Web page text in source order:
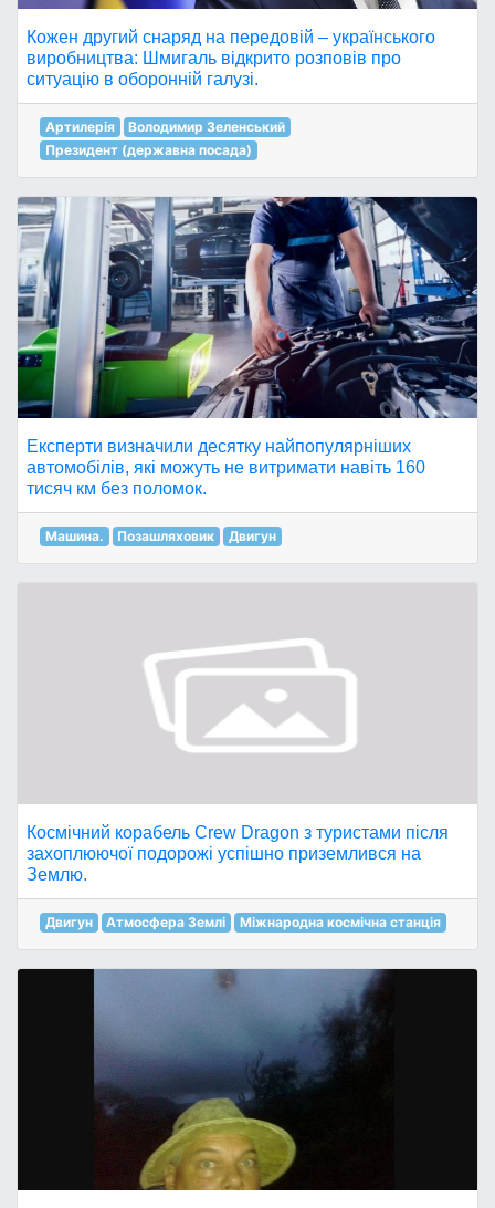
Кожен другий снаряд на передовій – українського
виробництва: Шмигаль відкрито розповів про
ситуацію в оборонній галузі.
Артилерія
Володимир Зеленський
Президент (державна посада)
Експерти визначили десятку найпопулярніших
автомобілів, які можуть не витримати навіть 160
тисяч км без поломок.
Машина. Позашляховик Двигун
Космічний корабель Crew Dragon з туристами після
захоплюючої подорожі успішно приземлився на
Землю.
Двигун Атмосфера Землі Міжнародна космічна станція